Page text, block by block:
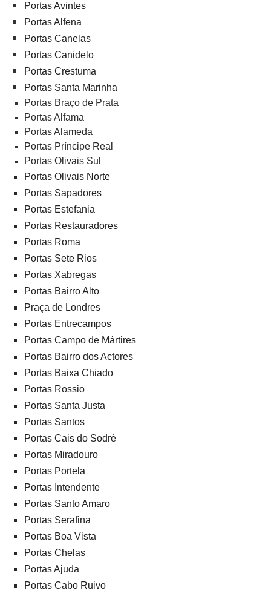
Portas Avintes
Portas Alfena
Portas Canelas
Portas Canidelo
Portas Crestuma
Portas Santa Marinha
Portas Braço de Prata
Portas Alfama
Portas Alameda
Portas Príncipe Real
Portas Olivais Sul
Portas Olivais Norte
Portas Sapadores
Portas Estefania
Portas Restauradores
Portas Roma
Portas Sete Rios
Portas Xabregas
Portas Bairro Alto
Praça de Londres
Portas Entrecampos
Portas Campo de Mártires
Portas Bairro dos Actores
Portas Baixa Chiado
Portas Rossio
Portas Santa Justa
Portas Santos
Portas Cais do Sodré
Portas Miradouro
Portas Portela
Portas Intendente
Portas Santo Amaro
Portas Serafina
Portas Boa Vista
Portas Chelas
Portas Ajuda
Portas Cabo Ruivo